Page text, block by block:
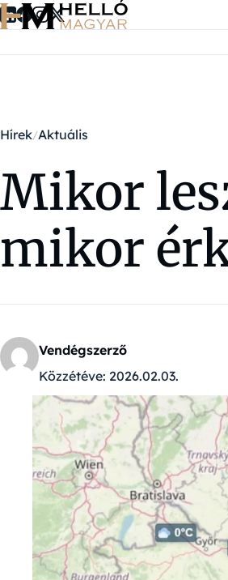
Ugrás a tartalomra
Hírek Aktuális
Mikor
mikor
Vendégszerző
Közzétéve: 2026.02.03.